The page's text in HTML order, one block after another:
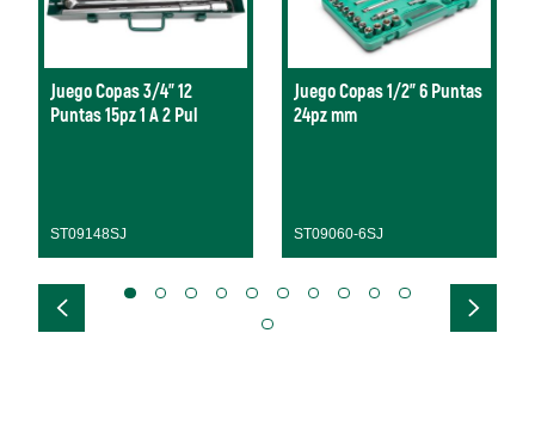
Juego Copas 3/4" 12
Puntas 15pz 1 A 2 Pul
ST09148SJ
Juego Copas 1/2" 6 Puntas
24pz mm
ST09060-6SJ